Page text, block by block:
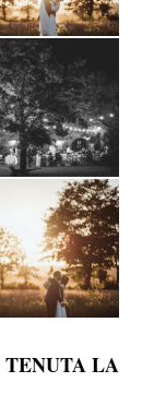
TENUTA LA